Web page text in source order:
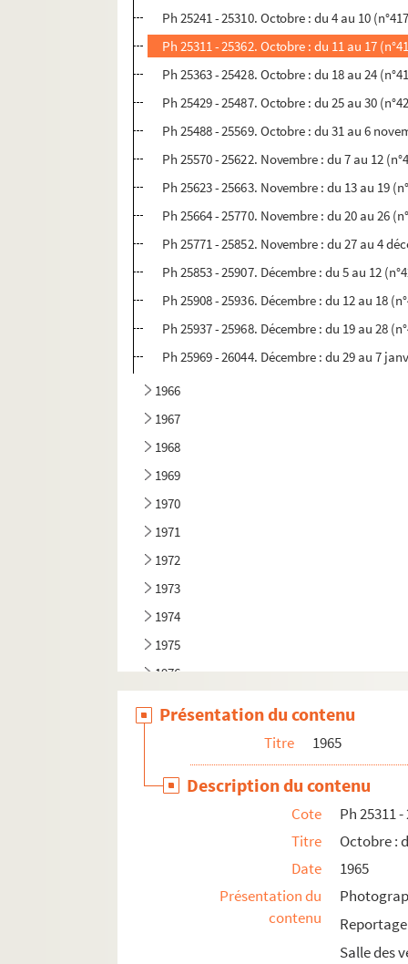
Ph 25241 - 25310. Octobre : du 4 au 10
Ph 25311 - 25362. Octobre : du 11 au 17
Ph 25363 - 25428. Octobre : du 18 au 24
Ph 25429 - 25487. Octobre : du 25 au 30
Ph 25488 - 25569. Octobre : du 31 au 6
Ph 25570 - 25622. Novembre : du 7 au 12
Ph 25623 - 25663. Novembre : du 13 au 19
Ph 25664 - 25770. Novembre : du 20 au 26
Ph 25771 - 25852. Novembre : du 27 au 4
Ph 25853 - 25907. Décembre : du 5 au 12
Ph 25908 - 25936. Décembre : du 12 au 18
Ph 25937 - 25968. Décembre : du 19 au 28
Ph 25969 - 26044. Décembre : du 29 au 7
1966
1967
1968
1969
1970
1971
1972
1973
1974
1975
1976
1980
Présentation du contenu
Titre 1965
Description du contenu
Cote
Ph 25311 -
Titre
Octobre :
Date
1965
Présentation du
contenu
Salle des